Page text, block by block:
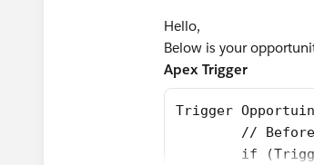
		}
Hello,
Below is your
Apex Trigger
Trigger
//
if